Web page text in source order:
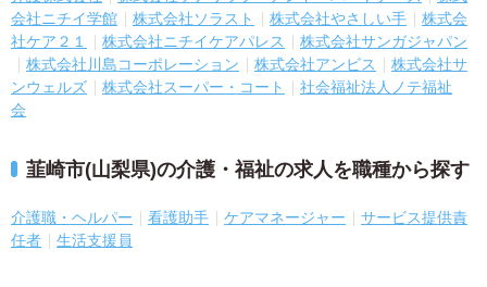
会社ニチイ学館
株式会社ソラスト 株式会社やさしい手
株式会
社ケア２１
株式会社ニチイケアパレス
株式会社サンガジャパン
株式会社川島コーポレーション
株式会社アンビス
株式会社サ
ンウェルズ
株式会社スーパー・コート
社会福祉法人ノテ福祉
会
韮崎市(山梨県)の介護・福祉の求人を職種から探す
介護職・ヘルパー 看護助手 ケアマネージャー
サービス提供責
任者
生活支援員